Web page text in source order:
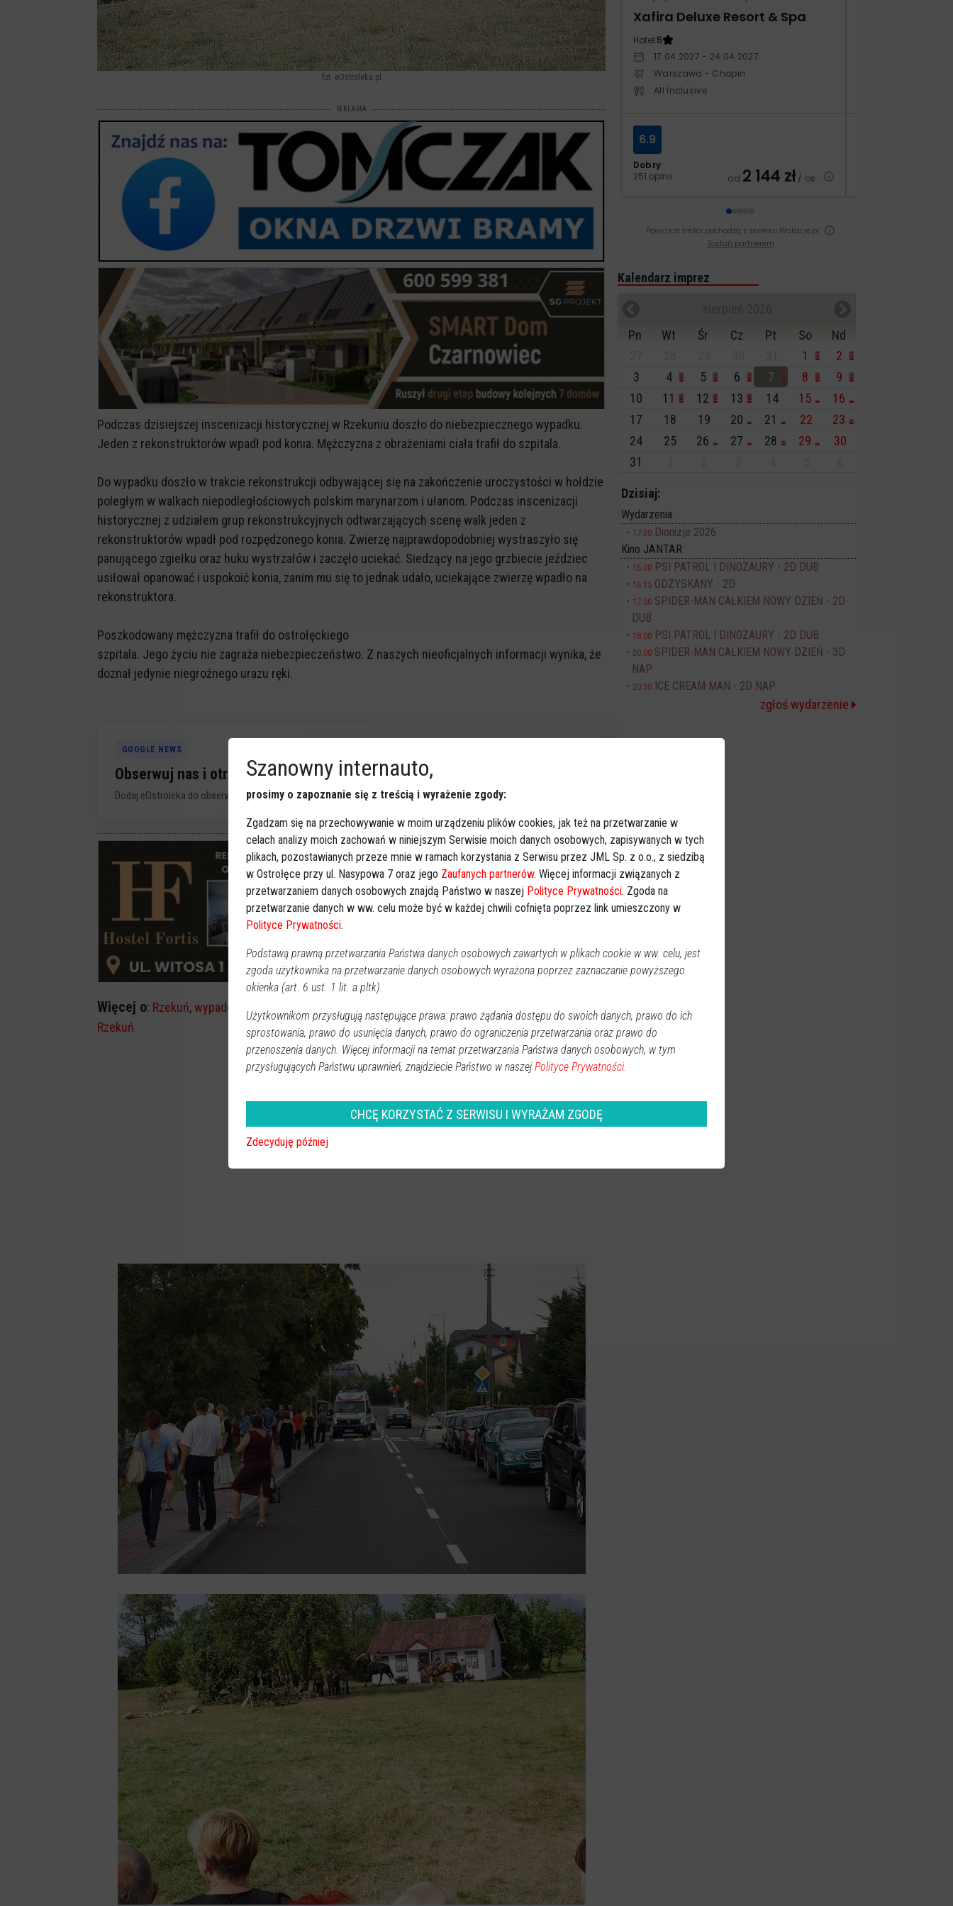
fot. eOstroleka.pl
REKLAMA
Podczas dzisiejszej inscenizacji historycznej w Rzekuniu doszło do niebezpiecznego wypadku.
Jeden z rekonstruktorów wpadł pod konia. Mężczyzna z obrażeniami ciała trafił do szpitala.
Do wypadku doszło w trakcie rekonstrukcji odbywającej się na zakończenie uroczystości w hołdzie
poległym w walkach niepodległościowych polskim marynarzom i ułanom. Podczas inscenizacji
historycznej z udziałem grup rekonstrukcyjnych odtwarzających scenę walk jeden z
rekonstruktorów wpadł pod rozpędzonego konia. Zwierzę najprawdopodobniej wystraszyło się
panującego zgiełku oraz huku wystrzałów i zaczęło uciekać. Siedzący na jego grzbiecie jeździec
usiłował opanować i uspokoić konia, zanim mu się to jednak udało, uciekające zwierzę wpadło na
rekonstruktora.
Poszkodowany mężczyzna trafił do ostrołęckiego
szpitala. Jego życiu nie zagraża niebezpieczeństwo. Z naszych nieoficjalnych informacji wynika, że
doznał jedynie niegroźnego urazu ręki.
GOOGLE NEWS
Obserwuj nas i otrzymuj nowe wiadomości
Dodaj eOstroleka do obserwowanych źródeł w Google News.
Więcej o: Rzekuń,wypadek Rzekuń wypadek rekonstrukcja historyczna Rzekuń
wpadł pod konia
Rzekuń
Xafira Deluxe Resort & Spa
Hotel:5
17.04.2027 - 24.04.2027
Warszawa - Chopin
All Inclusive
Dobry
251 opinii
6.9
od 2 144 zł/ os.
Powyższe treści pochodzą z serwisu Wakacje.pl
Zostań partnerem
Kalendarz imprez
Pn
Wt Śr Cz Pt So
Nd
1
2
3
4 5 6 7 8
9
10
11 12 13 14 15
16
17
18 19 20 21 22
23
24
25 26 27 28 29
30
31
Dzisiaj:
Wydarzenia
17:30 Dionizje 2026
Kino JANTAR
16:00 PSI PATROL I DINOZAURY - 2D DUB
16:15 ODZYSKANY - 2D
17:50 SPIDER-MAN CAŁKIEM NOWY DZIEŃ - 2D
DUB
18:00 PSI PATROL I DINOZAURY - 2D DUB
20:00 SPIDER-MAN CAŁKIEM NOWY DZIEŃ - 3D
NAP
20:30 ICE CREAM MAN - 2D NAP
zgłoś wydarzenie
Szanowny internauto,
prosimy o zapoznanie się z treścią i wyrażenie zgody:
Zgadzam się na przechowywanie w moim urządzeniu plików cookies, jak też na przetwarzanie w
celach analizy moich zachowań w niniejszym Serwisie moich danych osobowych, zapisywanych w tych
plikach, pozostawianych przeze mnie w ramach korzystania z Serwisu przez JML Sp. z o.o., z siedzibą
w Ostrołęce przy ul. Nasypowa 7 oraz jego Zaufanych partnerów. Więcej informacji związanych z
przetwarzaniem danych osobowych znajdą Państwo w naszej Polityce Prywatności. Zgoda na
przetwarzanie danych w ww. celu może być w każdej chwili cofnięta poprzez link umieszczony w
Polityce Prywatności.
Podstawą prawną przetwarzania Państwa danych osobowych zawartych w plikach cookie w ww. celu, jest
zgoda użytkownika na przetwarzanie danych osobowych wyrażona poprzez zaznaczanie powyższego
okienka (art. 6 ust. 1 lit. a pltk).
Użytkownikom przysługują następujące prawa: prawo żądania dostępu do swoich danych, prawo do ich
sprostowania, prawo do usunięcia danych, prawo do ograniczenia przetwarzania oraz prawo do
przenoszenia danych. Więcej informacji na temat przetwarzania Państwa danych osobowych, w tym
przysługujących Państwu uprawnień, znajdziecie Państwo w naszej Polityce Prywatności.
CHCĘ KORZYSTAĆ Z SERWISU I WYRAŻAM ZGODĘ
Zdecyduję później